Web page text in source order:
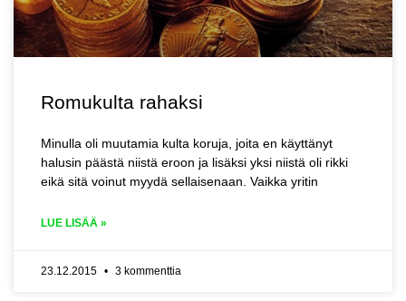
Romukulta rahaksi
Minulla oli muutamia kulta koruja, joita en käyttänyt
halusin päästä niistä eroon ja lisäksi yksi niistä oli rikki
eikä sitä voinut myydä sellaisenaan. Vaikka yritin
LUE LISÄÄ »
23.12.2015 3 kommenttia